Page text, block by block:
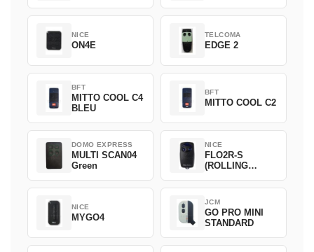
NICE
ON4E
TELCOMA
EDGE 2
BFT
MITTO COOL C4
BLEU
BFT
MITTO COOL C2
DOMO EXPRESS
MULTI SCAN04
Green
NICE
FLO2R-S
(ROLLING
NICE
MYGO4
JCM
GO PRO MINI
STANDARD